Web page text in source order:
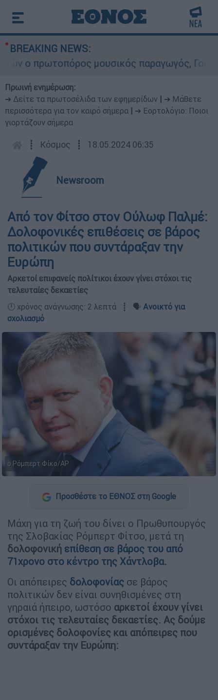
BREAKING NEWS:
πρωτοπόρος μουσικός παραγωγός,
Πρωινή ενημέρωση:
➔ Δείτε τα πρωτοσέλιδα των εφημερίδων
➔ Μάθετε
περισσότερα για τον καιρό σήμερα
➔ Εορτολόγιο: Ποιοι
γιορτάζουν σήμερα
┋ Κόσμος ┋ 18.05.2024 06:35
Newsroom
Από τον Φίτσο στον Ούλωφ Παλμέ:
Δολοφονικές επιθέσεις σε βάρος
πολιτικών που συντάραξαν την
Ευρώπη
Αρκετοί επιφανείς πολίτικοι έχουν γίνει στόχοι τις
τελευταίες δεκαετίες
🕛 χρόνος ανάγνωσης: 2 λεπτά ┋ 🗣️ Ανοικτό για
σχολιασμό
ο Ρόμπερτ Φίκο/AP
Προσθέστε το ΕΘΝΟΣ στη Google
Μάχη για τη ζωή του δίνει ο Πρωθυπουργός
της Σλοβακίας Ρόμπερτ Φίτσο, μετά τη
δολοφονική επίθεση σε βάρος του από
71χρονο στο κέντρο της Χάντλοβα.
Οι απόπειρες δολοφονίας σε βάρος
πολιτικών δεν είναι συνηθισμένες στη
γηραιά ήπειρο, ωστόσο αρκετοί έχουν γίνει
στόχοι τις τελευταίες δεκαετίες. Ας δούμε
ορισμένες δολοφονίες και απόπειρες που
συντάραξαν την Ευρώπη: